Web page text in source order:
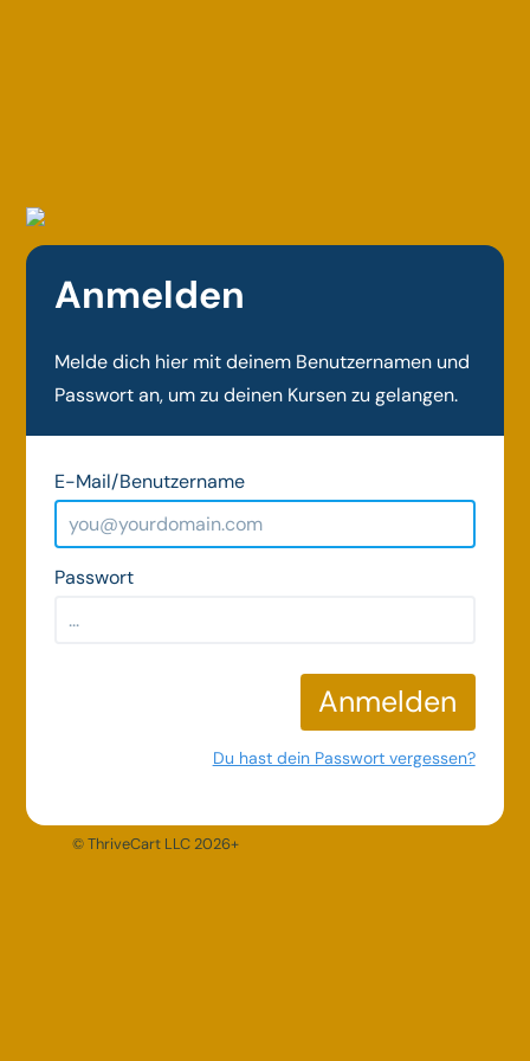
Anmelden
Melde dich hier mit deinem Benutzernamen und
Passwort an, um zu deinen Kursen zu gelangen.
E-Mail/Benutzername
Passwort
Anmelden
Du hast dein Passwort vergessen?
© ThriveCart LLC 2026+